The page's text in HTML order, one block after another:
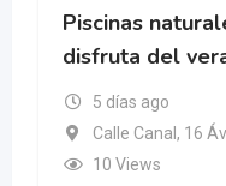
Piscinas
disfruta del
5 días ago
Calle Canal, 16
10 Views